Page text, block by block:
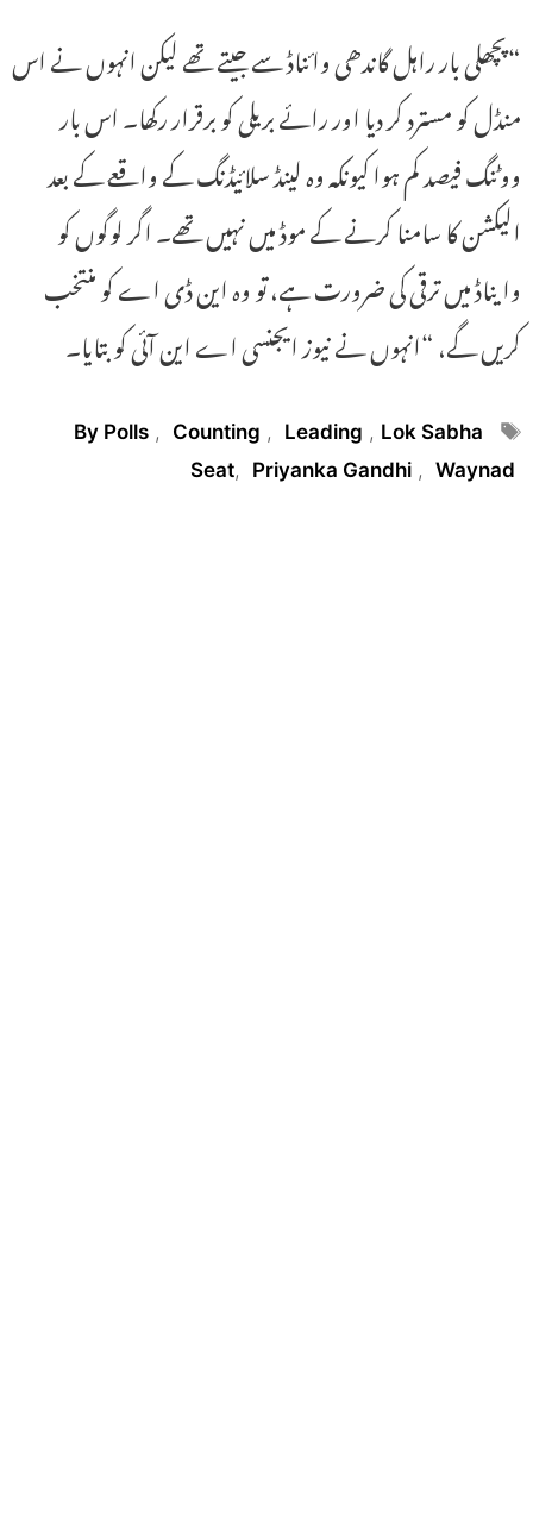
“پچھلی بار راہل گاندھی وائناڈ سے جیتے تھے لیکن انہوں نے اس
منڈل کو مسترد کر دیا اور رائے بریلی کو برقرار رکھا۔ اس بار
ووٹنگ فیصد کم ہوا کیونکہ وہ لینڈ سلائیڈنگ کے واقعے کے بعد
الیکشن کا سامنا کرنے کے موڈ میں نہیں تھے۔ اگر لوگوں کو
وایناڈ میں ترقی کی ضرورت ہے، تو وہ این ڈی اے کو منتخب
کریں گے، “انہوں نے نیوز ایجنسی اے این آئی کو بتایا۔
Tags
By Polls , Counting , Leading , Lok Sabha
Seat, Priyanka Gandhi , Waynad